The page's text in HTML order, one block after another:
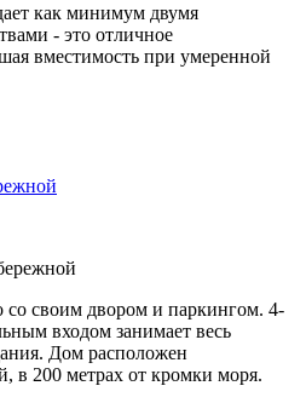
как минимум двумя
- это отличное
вместимость при умеренной
со своим двором и паркингом. 4-
входом занимает весь
Дом расположен
в 200 метрах от кромки моря.